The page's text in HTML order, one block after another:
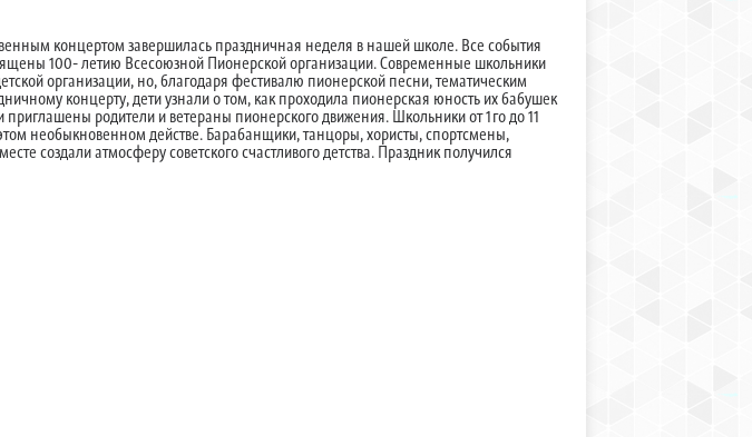
концертом завершилась праздничная неделя в нашей школе. Все события
100- летию Всесоюзной Пионерской организации. Современные школьники
организации, но, благодаря фестивалю пионерской песни, тематическим
концерту, дети узнали о том, как проходила пионерская юность их бабушек
родители и ветераны пионерского движения. Школьники от 1го до 11
необыкновенном действе. Барабанщики, танцоры, хористы, спортсмены,
создали атмосферу советского счастливого детства. Праздник получился